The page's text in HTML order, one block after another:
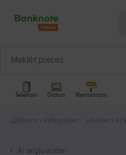
Telefoni Datori Remontam
Sākums
Zelta juvelierizs
Auskari
Ar
Ar angļu aizdari